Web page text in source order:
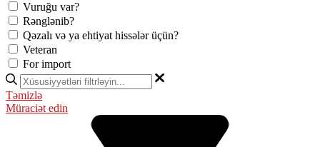
Vuruğu var?
Rənglənib?
Qəzalı və ya ehtiyat hissələr üçün?
Veteran
For import
Təmizlə
Müraciət edin